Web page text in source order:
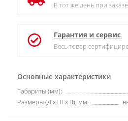
Основные характеристики
Габариты (мм):
Размеры (Д х Ш х В), мм:
В тот же день при
Гарантия и сервис
Весь товар